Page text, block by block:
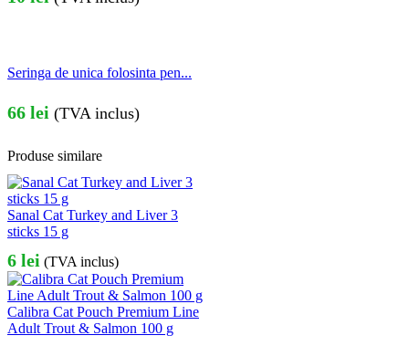
Seringa de unica folosinta pen...
66 lei (TVA inclus)
Produse similare
Sanal Cat Turkey and Liver 3
sticks 15 g
6 lei (TVA inclus)
Calibra Cat Pouch Premium Line
Adult Trout & Salmon 100 g